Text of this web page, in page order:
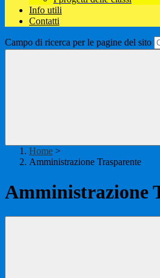
Info utili
Contatti
Campo di ricerca per le pagine del sito
Home >
Amministrazione Trasparente
Amministrazione